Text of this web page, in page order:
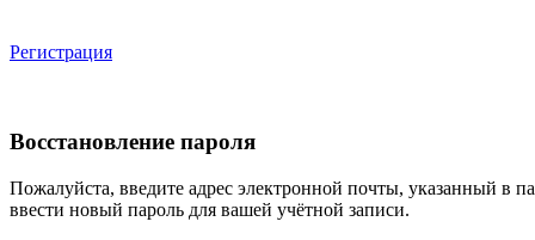
Регистрация
Восстановление пароля
Пожалуйста, введите адрес электронной почты, указанный в
ввести новый пароль для вашей учётной записи.